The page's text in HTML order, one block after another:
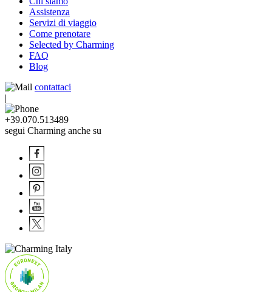
Assistenza
Servizi di viaggio
Come prenotare
Selected by Charming
FAQ
Blog
contattaci
|
+39.070.513489
segui Charming anche su